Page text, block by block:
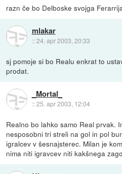
razn če bo Delboske svojga
mlakar
::24. apr 2003, 20:33
sj pomoje si bo Realu enkrat to
prodat.
_Mortal_
::25. apr 2003, 12:04
Realno bo lahko samo Real prvak.
nesposobni tri streli na gol in pol
igralcev v šesnajsterec. Milan je
nima niti igravcev niti kakšnega